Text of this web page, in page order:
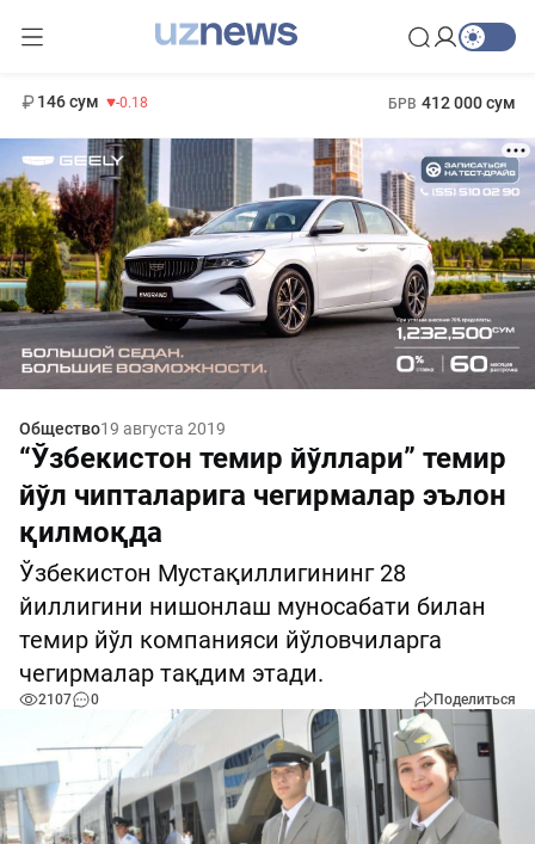
146 сум -0.18 БРВ 412 000 сум
Общество19 августа 2019
“Ўзбекистон темир йўллари” темир
йўл чипталарига чегирмалар эълон
қилмоқда
Ўзбекистон Мустақиллигининг 28
йиллигини нишонлаш муносабати билан
темир йўл компанияси йўловчиларга
чегирмалар тақдим этади.
2107 0 Поделиться